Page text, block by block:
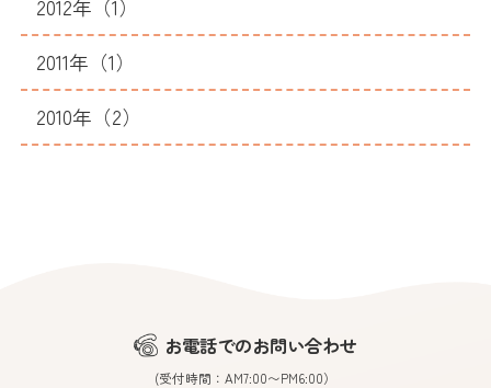
2012年（1）
2011年（1）
2010年（2）
お電話でのお問い合わせ
(受付時間：AM7:00〜PM6:00）